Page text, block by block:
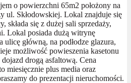
o powierzchni 65m2 położony na
ul. Skłodowskiej. Lokal znajduje się
składa się z dużej sali sprzedaży,
Lokal posiada dużą witrynę
główną, na podłodze glazura,
możliwość powieszenia kasetonu
drogą asfaltową. Cena
miesięcznie plus media oraz
do prezentacji nieruchomości.